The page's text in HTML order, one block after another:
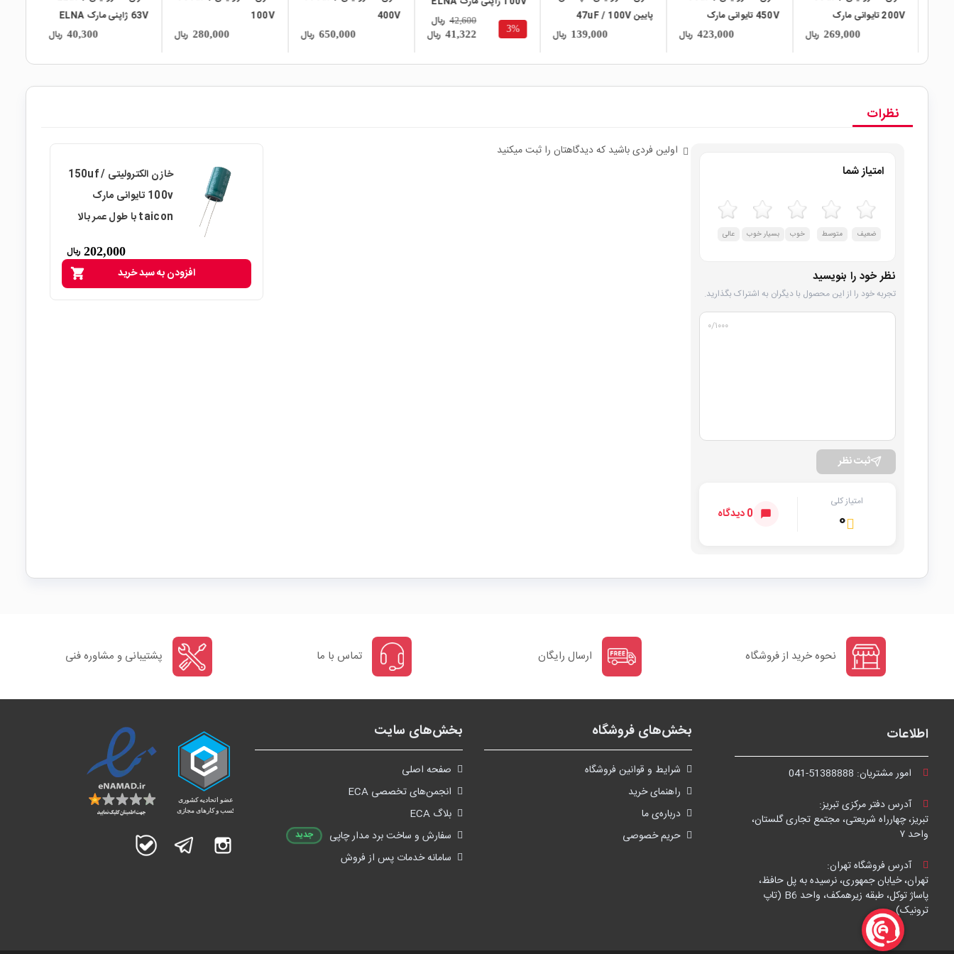
200V تایوانی مارک
TAICON سری BY طول269,000 ریال
450V تایوانی مارک
423,000 ریال
پایین 47uF / 100V
تایوانی مارک TAICON
139,000 ریال 3%
41,322 ریال
42,600 ریال
400V
650,000 ریال
100V
280,000 ریال
63V ژاپنی مارک ELNA
40,300 ریال
نظرات
امتیاز شما
ضعیف متوسط خوب بسیار خوب عالی
نظر خود را بنویسید
تجربه خود را از این محصول با دیگران به اشتراک بگذارید.
۰/۱۰۰۰
ثبت نظر
امتیاز کلی
۰ 0 دیدگاه
اولین فردی باشید که دیدگاهتان را ثبت میکنید
خازن الکترولیتی 150uf /
100v تایوانی مارک
taicon با طول عمر بالا
202,000 ریال
shopping_cart افزودن به سبد خرید
نحوه خرید از فروشگاه ارسال رایگان تماس با ما پشتیبانی و مشاوره فنی
اطلاعات
امور مشتریان: 041-51388888
آدرس دفتر مرکزی تبریز:
تبریز، چهارراه شریعتی، مجتمع تجاری گلستان،
واحد ۷
آدرس فروشگاه تهران:
تهران، خیابان جمهوری، نرسیده به پل حافظ،
پاساژ توکل، طبقه زیرهمکف، واحد B6 (تاپ
ترونیک)
بخش‌های فروشگاه
شرايط و قوانین فروشگاه
راهنمای خرید
درباره‌ی ما
حریم خصوصی
بخش‌های سایت
صفحه اصلی
انجمن‌های تخصصی ECA
بلاگ ECA
سفارش و ساخت برد مدار چاپی
جدید
سامانه خدمات پس از فروش
اینستاگرام تلگرام